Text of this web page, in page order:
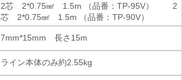
2芯 2*0.75㎟ 1.5m （品番：TP-95V） 2
芯 2*0.75㎟ 1.5m （品番：TP-90V）
7mm*15mm 長さ15m
ライン本体のみ約2.55kg